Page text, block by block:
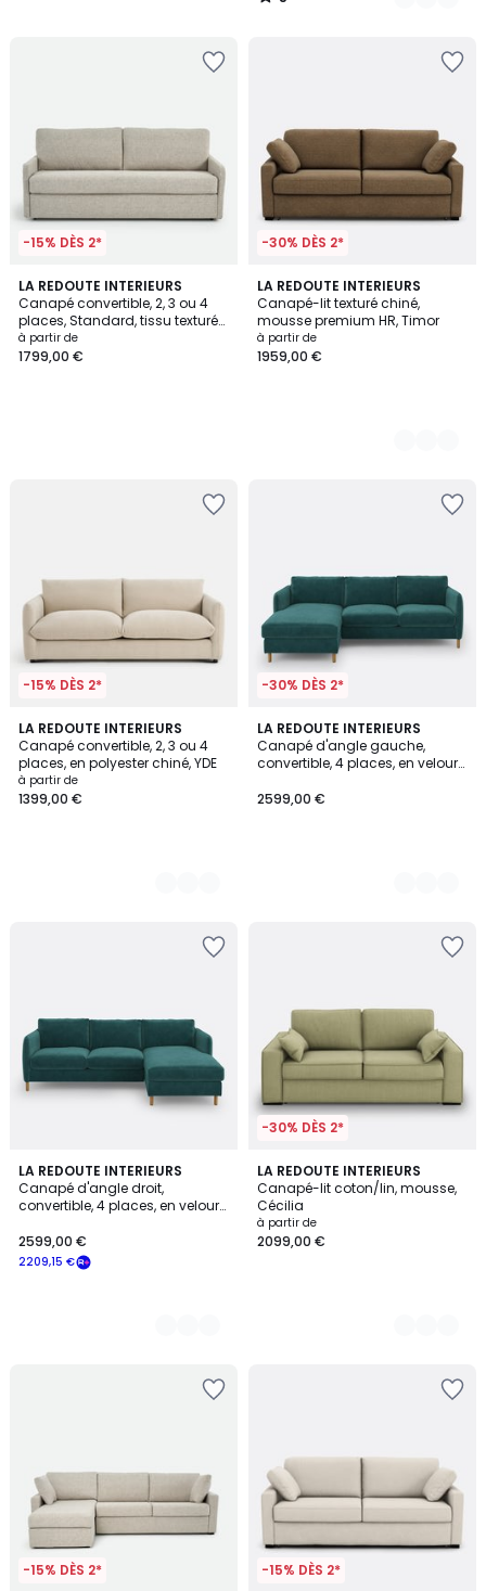
/
-15% DÈS 2*
LA REDOUTE INTERIEURS
Canapé convertible, 2, 3 ou 4
places, Standard, tissu texturé
moucheté, MARTA
à partir de
1799,00 €
-30% DÈS 2*
LA REDOUTE INTERIEURS
Canapé-lit texturé chiné,
mousse premium HR, Timor
à partir de
1959,00 €
3
Couleurs
-15% DÈS 2*
LA REDOUTE INTERIEURS
Canapé convertible, 2, 3 ou 4
places, en polyester chiné, YDE
à partir de
1399,00 €
5
Couleurs
-30% DÈS 2*
LA REDOUTE INTERIEURS
Canapé d'angle gauche,
convertible, 4 places, en velours,
2599,00 €
3
Couleurs
LA REDOUTE INTERIEURS
Canapé d'angle droit,
convertible, 4 places, en velours,
2209,15 €
2599,00 €
3
Couleurs
-30% DÈS 2*
LA REDOUTE INTERIEURS
Canapé-lit coton/lin, mousse,
Cécilia
à partir de
2099,00 €
3
Couleurs
-15% DÈS 2* -15% DÈS 2*